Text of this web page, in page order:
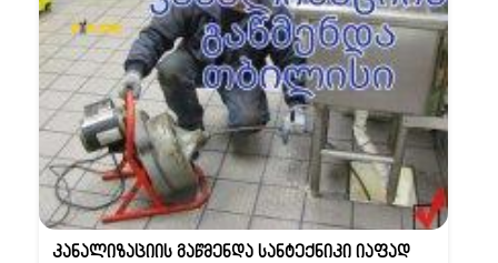
კანალიზაციის გაწმენდა სანტექნიკი იაფად